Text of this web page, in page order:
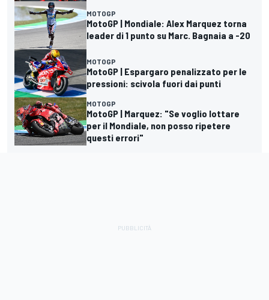
MOTOGP
MotoGP | Mondiale: Alex Marquez torna
leader di 1 punto su Marc. Bagnaia a -20
MOTOGP
MotoGP | Espargaro penalizzato per le
pressioni: scivola fuori dai punti
MOTOGP
MotoGP | Marquez: "Se voglio lottare
per il Mondiale, non posso ripetere
questi errori"